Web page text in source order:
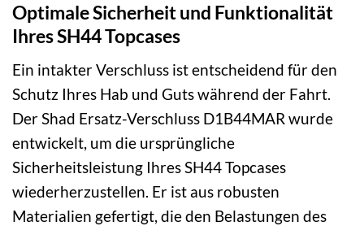
Optimale Sicherheit und Funktionalität
Ihres SH44 Topcases
Ein intakter Verschluss ist entscheidend für den
Schutz Ihres Hab und Guts während der Fahrt.
Der Shad Ersatz-Verschluss D1B44MAR wurde
entwickelt, um die ursprüngliche
Sicherheitsleistung Ihres SH44 Topcases
wiederherzustellen. Er ist aus robusten
Materialien gefertigt, die den Belastungen des